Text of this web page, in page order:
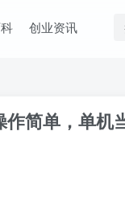
创业资讯
简单，单机